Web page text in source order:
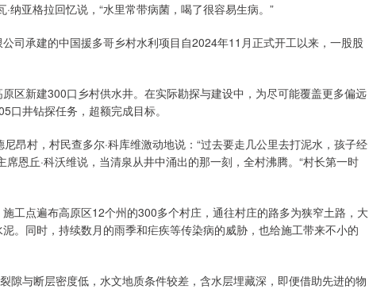
纳亚格拉回忆说，“水里常带病菌，喝了很容易生病。”
承建的中国援多哥乡村水利项目自2024年11月正式开工以来，一股股
新建300口乡村供水井。在实际勘探与建设中，为尽可能覆盖更多偏远
口井钻探任务，超额完成目标。
村，村民查多尔·科库维激动地说：“过去要走几公里去打泥水，孩子经
恩丘·科沃维说，当清泉从井中涌出的那一刻，全村沸腾。“村长第一时
点遍布高原区12个州的300多个村庄，通往村庄的路多为狭窄土路，大
。同时，持续数月的雨季和疟疾等传染病的威胁，也给施工带来不小的
与断层密度低，水文地质条件较差，含水层埋藏深，即便借助先进的物